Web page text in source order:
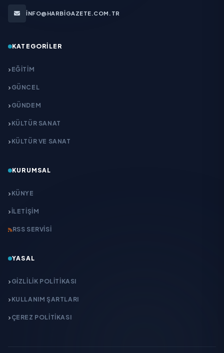
INFO@HARBIGAZETE.COM.TR
KATEGORILER
EĞITIM
GÜNCEL
GÜNDEM
KÜLTÜR SANAT
KÜLTÜR VE SANAT
KURUMSAL
KÜNYE
İLETIŞIM
RSS SERVISI
YASAL
GIZLILIK POLITIKASI
KULLANIM ŞARTLARI
ÇEREZ POLITIKASI